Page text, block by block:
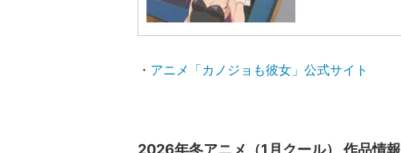
・ アニメ「カノジョも彼女」公式サイト
2026年冬アニメ（1月クール） 作品情報